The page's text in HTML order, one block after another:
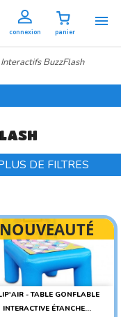

panier
connexion
BuzzFlash
DE FILTRES
- TABLE GONFLABLE
INTERACTIVE ÉTANCHE...
NOUVEAUTÉ